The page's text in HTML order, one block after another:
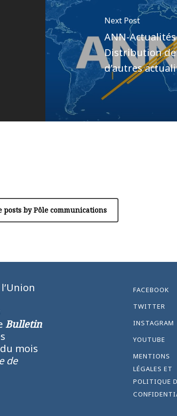
Next Post
ANN-
Distribution de
d’autres
posts by Pôle communications
Bulletin
mois
de
FACEBOOK
TWITTER
INSTAGRAM
YOUTUBE
MENTIONS
LÉGALES ET
POLITIQUE